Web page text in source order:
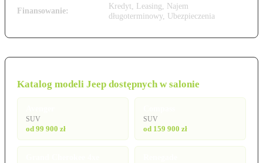
Finansowanie:
Kredyt, Leasing, Najem
długoterminowy, Ubezpieczenia
Katalog modeli Jeep dostępnych w salonie
SUV
od 99 900 zł
SUV
od 159 900 zł